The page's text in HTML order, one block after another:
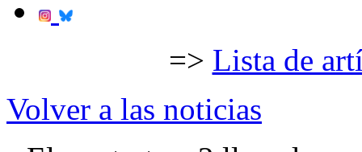
=> Lista de
Volver a las noticias